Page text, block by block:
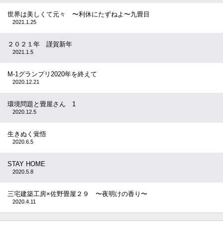
世界は美しくて元々 〜利休にたずねよ〜九畳目
2021.1.25
２０２１年 謹賀新年
2021.1.5
M-1グランプリ2020年を終えて
2020.12.21
環境問題と畳屋さん 1
2020.12.5
生きぬく覚悟
2020.6.5
STAY HOME
2020.5.8
三宅建築工房×佐野畳屋２９ 〜夜明けの香り〜
2020.4.11